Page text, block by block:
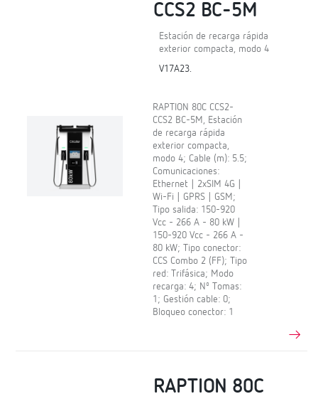
CCS2 BC-5M
Estación de recarga rápida
exterior compacta, modo 4
V17A23.
RAPTION 80C CCS2-
CCS2 BC-5M, Estación
de recarga rápida
exterior compacta,
modo 4; Cable (m): 5.5;
Comunicaciones:
Ethernet | 2xSIM 4G |
Wi-Fi | GPRS | GSM;
Tipo salida: 150-920
Vcc - 266 A - 80 kW |
150-920 Vcc - 266 A -
80 kW; Tipo conector:
CCS Combo 2 (FF); Tipo
red: Trifásica; Modo
recarga: 4; Nº Tomas:
1; Gestión cable: 0;
Bloqueo conector: 1
RAPTION 80C